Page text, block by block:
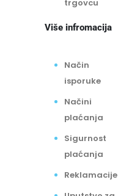
trgovcu
Više infromacija
Način
isporuke
Načini
plaćanja
Sigurnost
plaćanja
Reklamacije